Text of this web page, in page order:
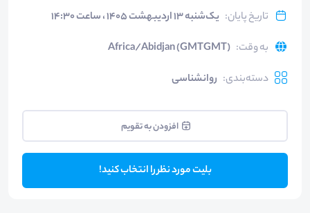
تاریخ پایان: یک‌شنبه ۱۳ اردیبهشت ۱۴۰۵ ، ساعت ۱۴:۳۰
به وقت:
Africa/Abidjan (GMTGMT)
دسته‌بندی: روانشناسی
افزودن به تقویم
بلیت مورد نظر را انتخاب کنید!